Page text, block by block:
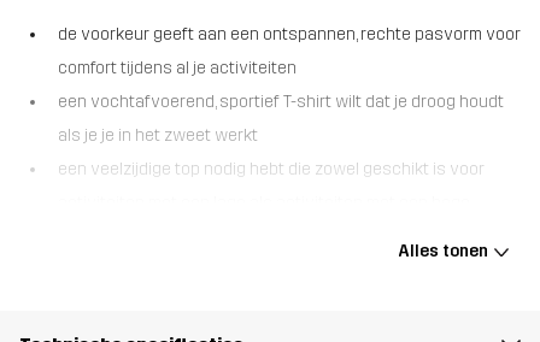
de voorkeur geeft aan een ontspannen, rechte pasvorm voor
comfort tijdens al je activiteiten
een vochtafvoerend, sportief T-shirt wilt dat je droog houdt
als je je in het zweet werkt
een veelzijdige top nodig hebt die zowel geschikt is voor
Alles tonen